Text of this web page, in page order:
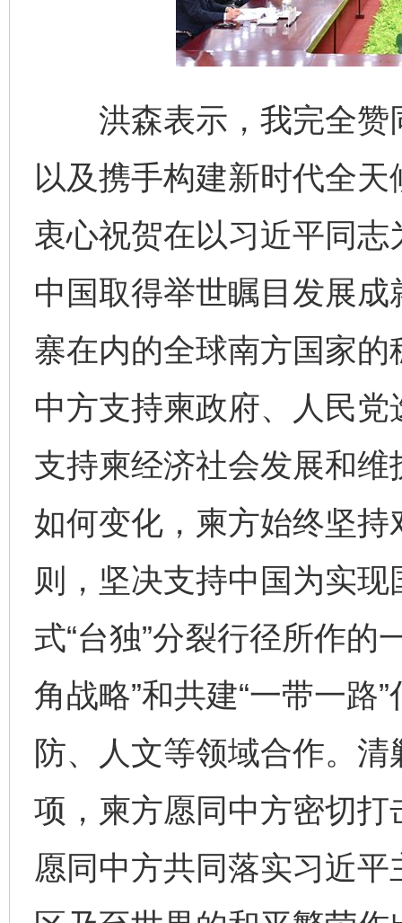
洪森表示，我完全赞
以及携手构建新时代全
衷心祝贺在以习近平同
中国取得举世瞩目发展
寨在内的全球南方国家
中方支持柬政府、人民
支持柬经济社会发展和
如何变化，柬方始终坚
则，坚决支持中国为实
式“台独”分裂行径所作的
角战略”和共建“一带一路
防、人文等领域合作。
项，柬方愿同中方密切
愿同中方共同落实习近
完善运行机制助力责任有效落实 一纸欠